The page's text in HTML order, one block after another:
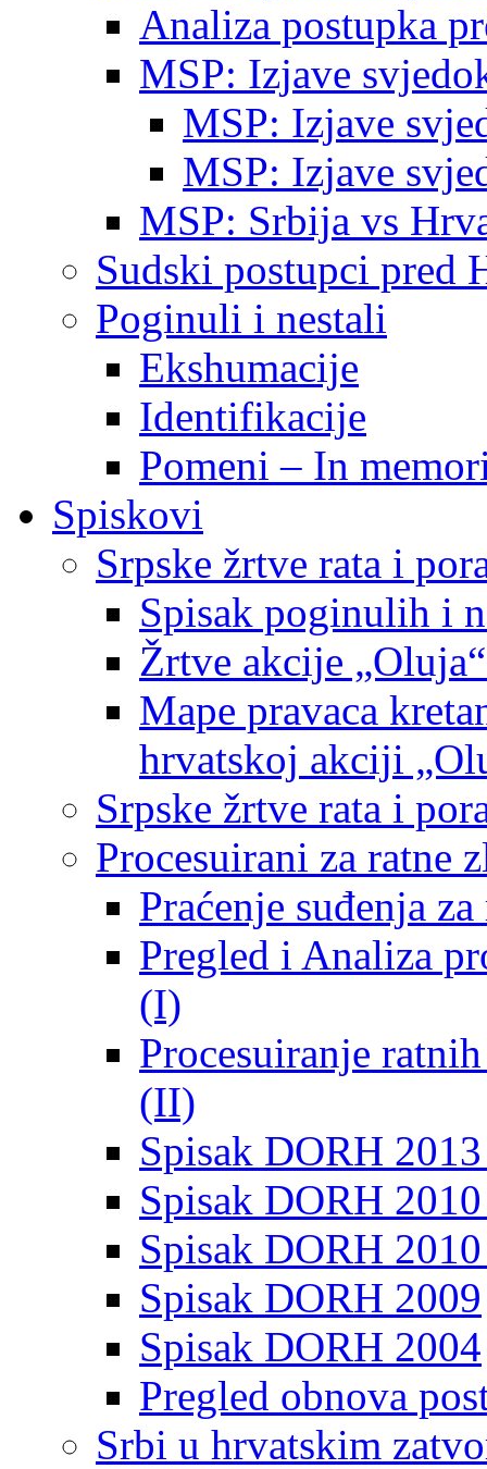
Analiza postupka
MSP: Izjave
MSP: Izjave
MSP: Izjave
MSP: Srbija vs
Sudski postupci pred
Poginuli i nestali
Ekshumacije
Identifikacije
Pomeni – In
Spiskovi
Srpske žrtve rata i
Spisak poginulih i
Žrtve akcije
Mape pravaca
hrvatskoj akciji
Srpske žrtve rata i
Procesuirani za ratne
Praćenje suđenja
Pregled i Analiza
(I)
Procesuiranje
(II)
Spisak DORH
Spisak DORH
Spisak DORH
Spisak DORH 2009
Spisak DORH 2004
Pregled obnova
Srbi u hrvatskim